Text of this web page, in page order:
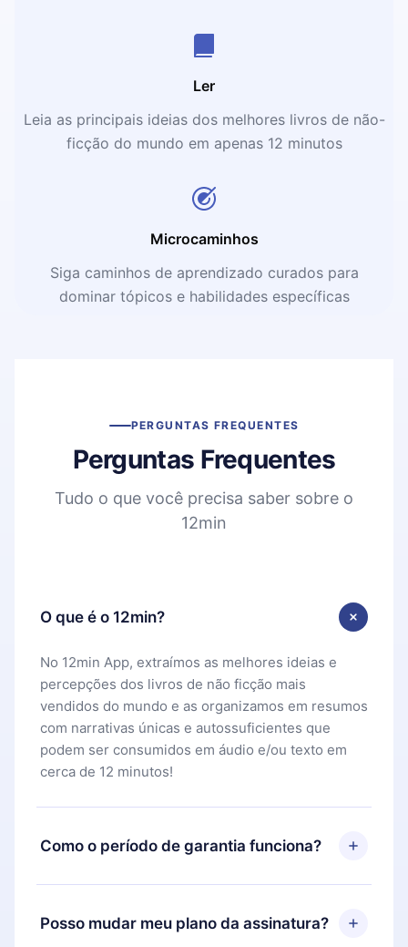
Ler
Leia as principais ideias dos melhores livros de não-
ficção do mundo em apenas 12 minutos
Microcaminhos
Siga caminhos de aprendizado curados para
dominar tópicos e habilidades específicas
PERGUNTAS FREQUENTES
Perguntas Frequentes
Tudo o que você precisa saber sobre o
12min
O que é o 12min?
No 12min App, extraímos as melhores ideias e
percepções dos livros de não ficção mais
vendidos do mundo e as organizamos em resumos
com narrativas únicas e autossuficientes que
podem ser consumidos em áudio e/ou texto em
cerca de 12 minutos!
Como o período de garantia funciona?
Você pode baixar nosso aplicativo e começar a
aproveitar nossa biblioteca. Se por algum motivo
não ficar satisfeito com nossa plataforma, basta
Posso mudar meu plano da assinatura?